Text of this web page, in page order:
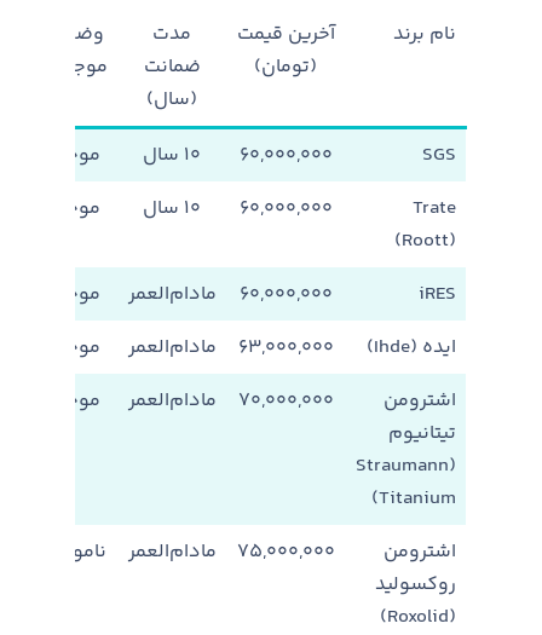
نام برند
آخرین قیمت
(تومان)
مدت
ضمانت
(سال)
وضعیت
موجودی
SGS ۶۰,۰۰۰,۰۰۰ ۱۰ سال
موجود
Trate
(Roott)
۶۰,۰۰۰,۰۰۰ ۱۰ سال موجود
iRES ۶۰,۰۰۰,۰۰۰ مادام‌العمر
موجود
ایده (Ihde)
۶۳,۰۰۰,۰۰۰ مادام‌العمر
موجود
اشترومن
تیتانیوم
(Straumann
Titanium)
۷۰,۰۰۰,۰۰۰ مادام‌العمر موجود
اشترومن
روکسولید
(Roxolid)
۷۵,۰۰۰,۰۰۰ مادام‌العمر ناموجود